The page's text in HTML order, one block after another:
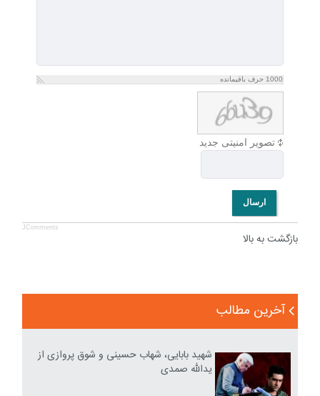
1000 حرف باقیمانده
تصویر امنیتی جدید
ارسال
JComments
بازگشت به بالا
آخرین مطالب
شهید بابایی، شهاب حسینی و شوق پروازی از
یدالله صمدی